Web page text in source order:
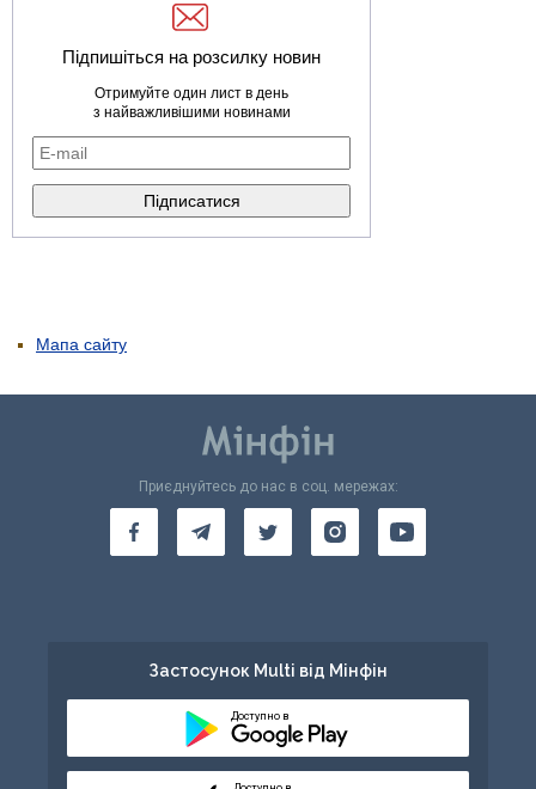
Підпишіться на розсилку новин
Отримуйте один лист в день
з найважливішими новинами
Мапа сайту
Приєднуйтесь до нас в соц. мережах:
Застосунок Multi від Мінфін
Доступно в